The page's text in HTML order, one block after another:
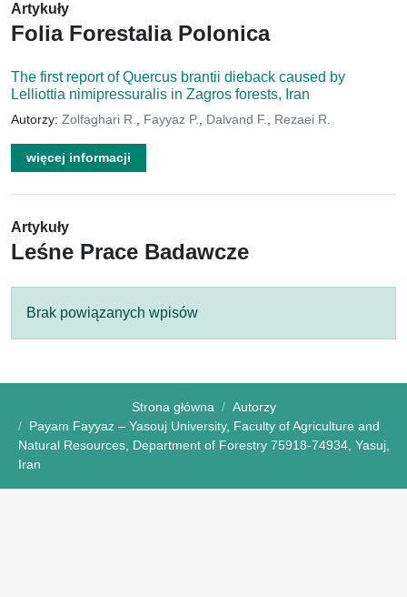
Artykuły
Folia Forestalia Polonica
The first report of Quercus brantii dieback caused by
Lelliottia nimipressuralis in Zagros forests, Iran
Autorzy: Zolfaghari R. Fayyaz P. Dalvand F. Rezaei R.
więcej informacji
Artykuły
Leśne Prace Badawcze
Brak powiązanych wpisów
Strona główna
Autorzy
Payam Fayyaz – Yasouj University, Faculty of Agriculture and
Natural Resources, Department of Forestry 75918-74934, Yasuj,
Iran